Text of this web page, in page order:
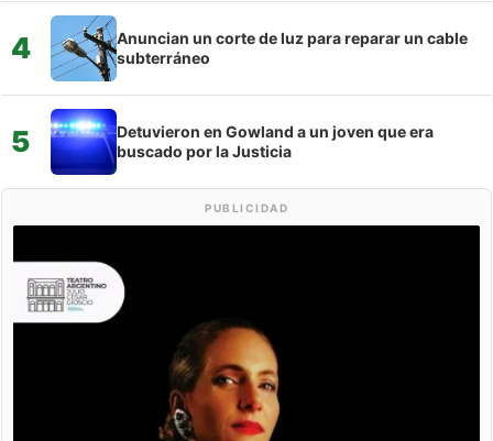
4
Anuncian un corte de luz para reparar un cable
subterráneo
5
Detuvieron en Gowland a un joven que era
buscado por la Justicia
PUBLICIDAD